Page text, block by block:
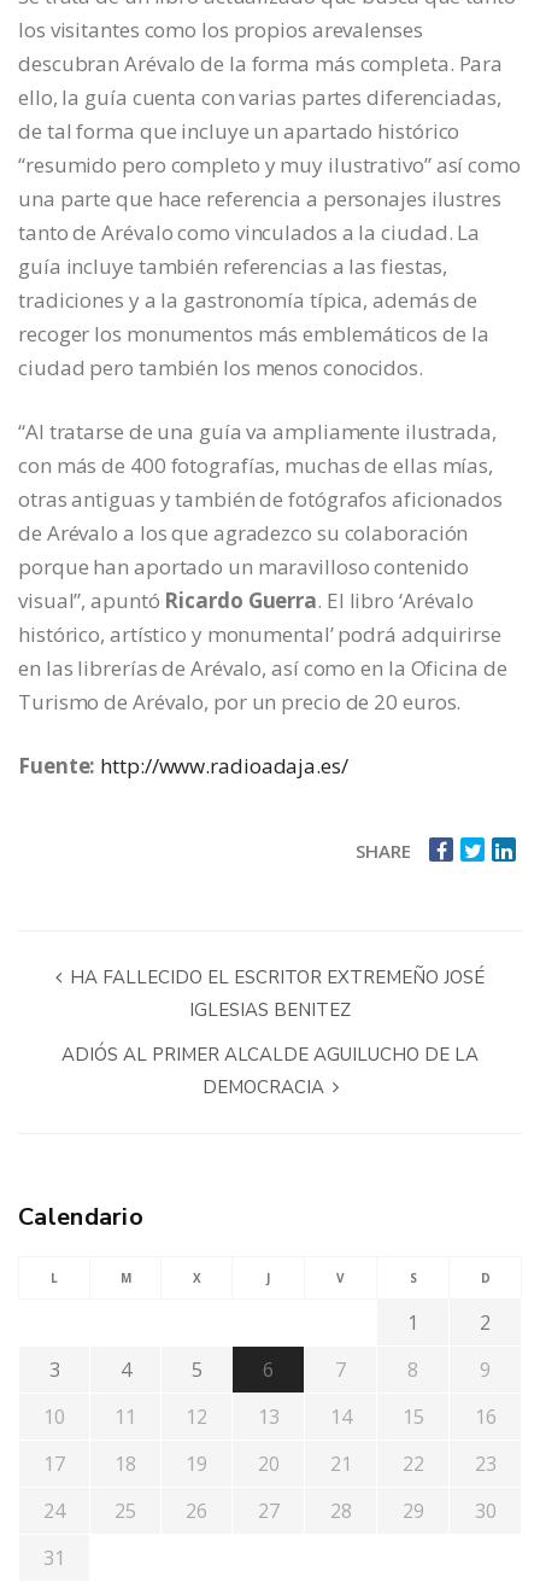
los visitantes como los propios arevalenses
descubran Arévalo de la forma más completa. Para
ello, la guía cuenta con varias partes diferenciadas,
de tal forma que incluye un apartado histórico
“resumido pero completo y muy ilustrativo” así como
una parte que hace referencia a personajes ilustres
tanto de Arévalo como vinculados a la ciudad. La
guía incluye también referencias a las fiestas,
tradiciones y a la gastronomía típica, además de
recoger los monumentos más emblemáticos de la
ciudad pero también los menos conocidos.
“Al tratarse de una guía va ampliamente ilustrada,
con más de 400 fotografías, muchas de ellas mías,
otras antiguas y también de fotógrafos aficionados
de Arévalo a los que agradezco su colaboración
porque han aportado un maravilloso contenido
visual”, apuntó Ricardo Guerra. El libro ‘Arévalo
histórico, artístico y monumental’ podrá adquirirse
en las librerías de Arévalo, así como en la Oficina de
Turismo de Arévalo, por un precio de 20 euros.
Fuente: http://www.radioadaja.es/
SHARE
HA FALLECIDO EL ESCRITOR EXTREMEÑO JOSÉ
IGLESIAS BENITEZ
ADIÓS AL PRIMER ALCALDE AGUILUCHO DE LA
DEMOCRACIA
Calendario
L M X J V S D
1
2
3
4 5 6 7 8
9
10
11 12 13 14 15
16
17
18 19 20 21 22
23
24
25 26 27 28 29
30
31